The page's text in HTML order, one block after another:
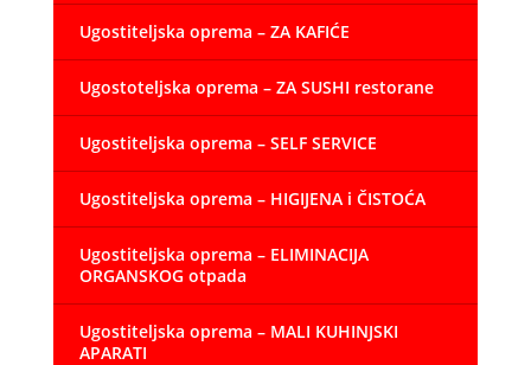
Ugostiteljska oprema – ZA KAFIĆE
Ugostoteljska oprema – ZA SUSHI restorane
Ugostiteljska oprema – SELF SERVICE
Ugostiteljska oprema – HIGIJENA i ČISTOĆA
Ugostiteljska oprema – ELIMINACIJA
ORGANSKOG otpada
Ugostiteljska oprema – MALI KUHINJSKI
APARATI